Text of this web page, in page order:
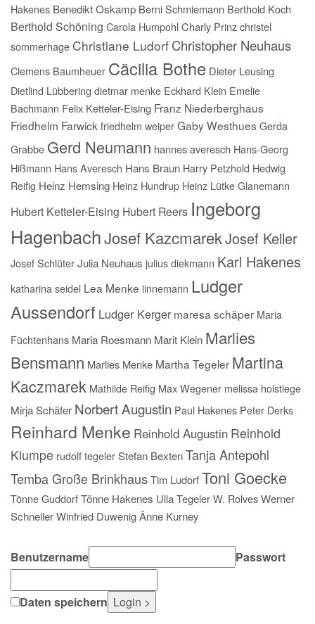
Hakenes Benedikt Oskamp Berni Schmiemann Berthold Koch
Berthold Schöning Carola HumpohlCharly Prinzchristel
sommerhage Christiane Ludorf Christopher Neuhaus
Clemens Baumheuer Cäcilia Bothe Dieter Leusing
Dietlind Lübbering dietmar menke Eckhard Klein Emelie
Bachmann Felix Ketteler-Eising Franz Niederberghaus
Friedhelm Farwick friedhelm weiperGaby Westhues Gerda
Grabbe Gerd Neumann hannes averesch Hans-Georg
Hißmann Hans Averesch Hans Braun Harry Petzhold Hedwig
Reifig Heinz Hemsing Heinz Hundrup Heinz Lütke Glanemann
Hubert Ketteler-Eising Hubert Reers Ingeborg
HagenbachJosef KazcmarekJosef Keller
Josef SchlüterJulia Neuhaus julius diekmann Karl Hakenes
katharina seidel Lea Menke linnemann Ludger
Aussendorf Ludger Kerger maresa schäper Maria
Füchtenhans Maria Roesmann Marit Klein Marlies
Bensmann Marlies Menke Martha Tegeler Martina
Kaczmarek Mathilde Reifig Max Wegener melissa holstiege
Mirja Schäfer Norbert Augustin Paul Hakenes Peter Derks
Reinhard Menke Reinhold Augustin Reinhold
Klumpe rudolf tegelerStefan BextenTanja Antepohl
Temba Große BrinkhausTim LudorfToni Goecke
Tönne GuddorfTönne Hakenes Ulla TegelerW. RolvesWerner
SchnellerWinfried DuwenigÄnne Kurney
Benutzername Passwort
Daten speichern